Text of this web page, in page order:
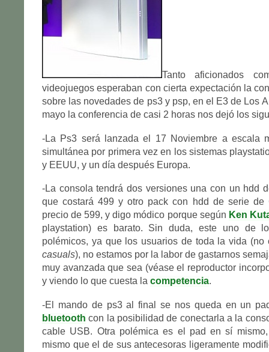
Tanto aficionados
videojuegos esperaban con cierta expectación la
sobre las novedades de ps3 y psp, en el E3 de Los
mayo la conferencia de casi 2 horas nos dejó los
-La Ps3 será lanzada el 17 Noviembre a escala
simultánea por primera vez en los sistemas
y EEUU, y un día después Europa.
-La consola tendrá dos versiones una con un hdd
que costará 499 y otro pack con hdd de serie de
precio de 599, y digo módico porque según Ken
playstation) es barato. Sin duda, este uno de
polémicos, ya que los usuarios de toda la vida (no
casuals), no estamos por la labor de gastarnos
muy avanzada que sea (véase el reproductor
y viendo lo que cuesta la competencia.
-El mando de ps3 al final se nos queda en un
bluetooth con la posibilidad de conectarla a la
cable USB. Otra polémica es el pad en sí
mismo que el de sus antecesoras ligeramente